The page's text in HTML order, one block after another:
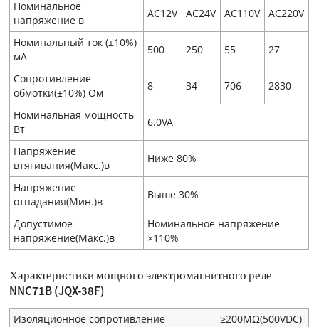
Номинальное
напряжение в
AC12V AC24V AC110V AC220V
Номинальный ток (±10%)
мA
500 250 55 27
Сопротивление
обмотки(±10%) Ом
8 34 706 2830
Номинальная мощность
Вт
6.0VA
Напряжение
втягивания(Макс.)в
Ниже 80%
Напряжение
отпадания(Мин.)в
Выше 30%
Допустимое
напряжение(Макс.)в
Номинальное напряжение
×110%
Характеристики мощного электромагнитного реле
NNC71B (JQX-38F)
Изоляционное сопротивление ≥200MΩ(500VDC)